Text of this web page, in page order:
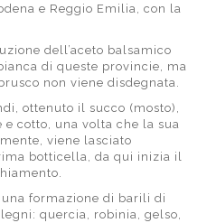
e Reggio Emilia, con la
dell’aceto balsamico
di queste provincie, ma
non viene disdegnata.
ottenuto il succo (mosto),
cotto, una volta che la sua
viene lasciato
botticella, da qui inizia il
formazione di barili di
quercia, robinia, gelso,